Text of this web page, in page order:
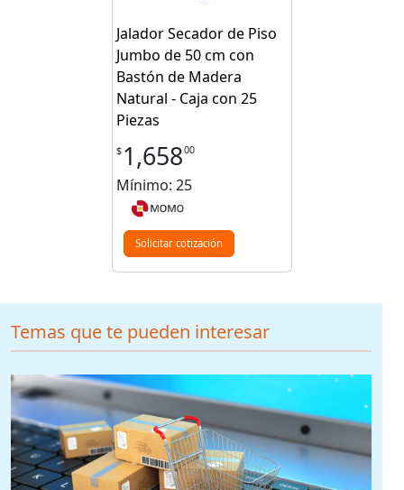
Jalador Secador de Piso
Jumbo de 50 cm con
Bastón de Madera
Natural - Caja con 25
Piezas
$ 1,65800
Mínimo: 25
Solicitar cotización
Temas que te pueden interesar